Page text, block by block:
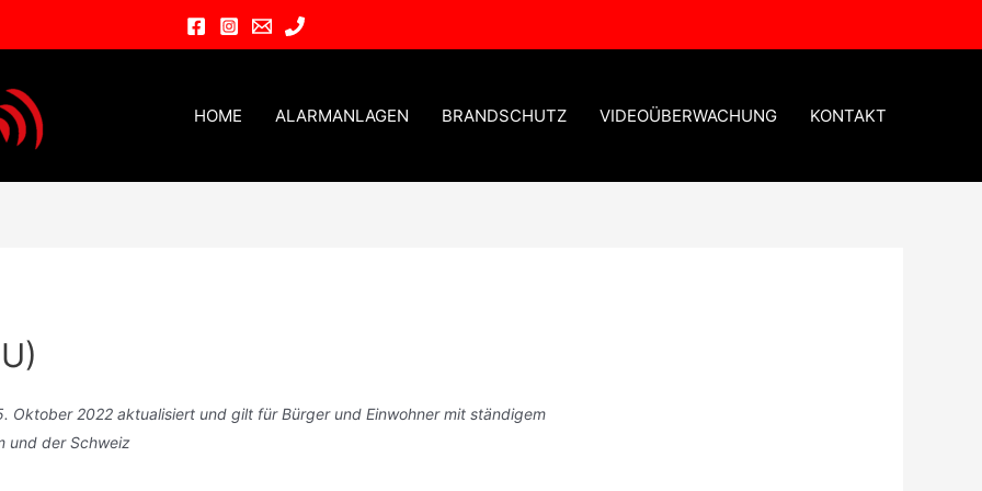
HOME ALARMANLAGEN BRANDSCHUTZ VIDEOÜBERWACHUNG KONTAKT
Oktober 2022 aktualisiert und gilt für Bürger und Einwohner mit ständigem
und der Schweiz